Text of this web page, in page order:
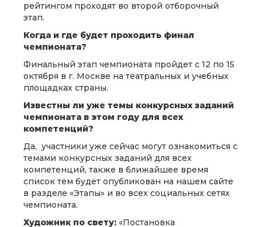
рейтингом проходят во второй отборочный
этап.
Когда и где будет проходить финал
чемпионата?
Финальный этап чемпионата пройдет с 12 по 15
октября в г. Москве на театральных и учебных
площадках страны.
Известны ли уже темы конкурсных заданий
чемпионата в этом году для всех
компетенций?
Да, участники уже сейчас могут ознакомиться с
темами конкурсных заданий для всех
компетенций, также в ближайшее время
список тем будет опубликован на нашем сайте
в разделе «Этапы» и во всех социальных сетях
чемпионата.
Художник по свету: «Постановка